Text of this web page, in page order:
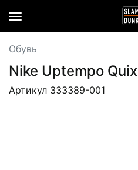
Обувь
Nike Uptempo Quix
Артикул 333389-001